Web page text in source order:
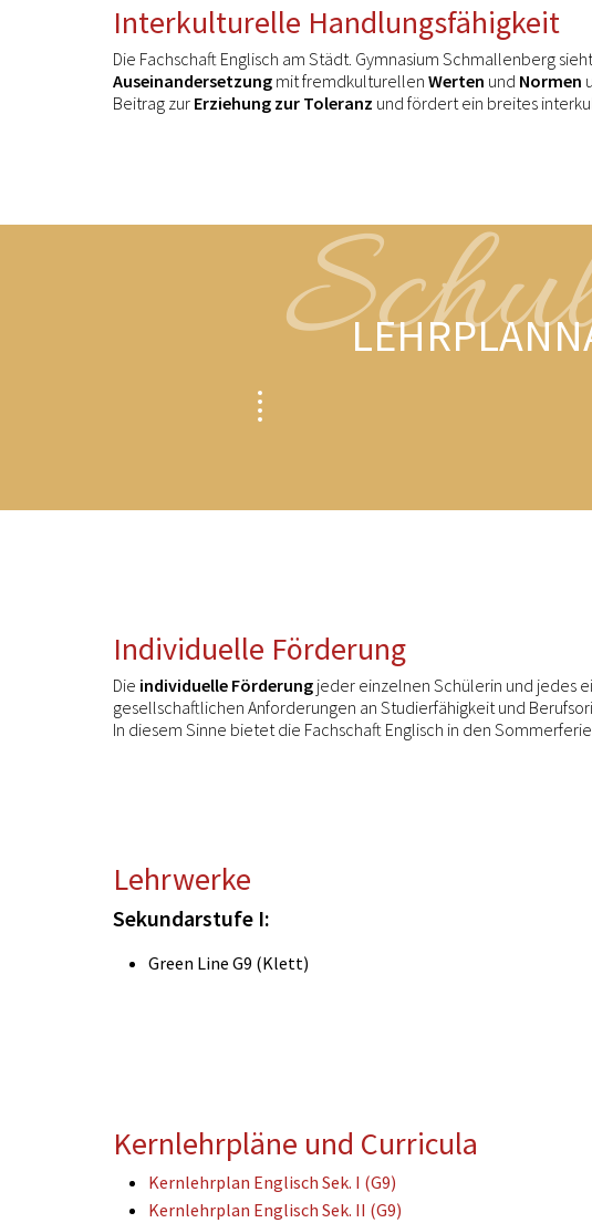
Interkulturelle Handlungsfähigkeit
Die Fachschaft Englisch am Städt. Gymnasium Schmallenberg
Auseinandersetzung mit fremdkulturellen Werten und Normen
Beitrag zur Erziehung zur Toleranz und fördert ein breites
Individuelle Förderung
Die individuelle Förderung jeder einzelnen Schülerin und jedes
gesellschaftlichen Anforderungen an Studierfähigkeit und
In diesem Sinne bietet die Fachschaft Englisch in den
Lehrwerke
Sekundarstufe I:
Green Line G9 (Klett)
Kernlehrpläne und Curricula
Kernlehrplan Englisch Sek. I (G9)
Kernlehrplan Englisch Sek. II (G9)